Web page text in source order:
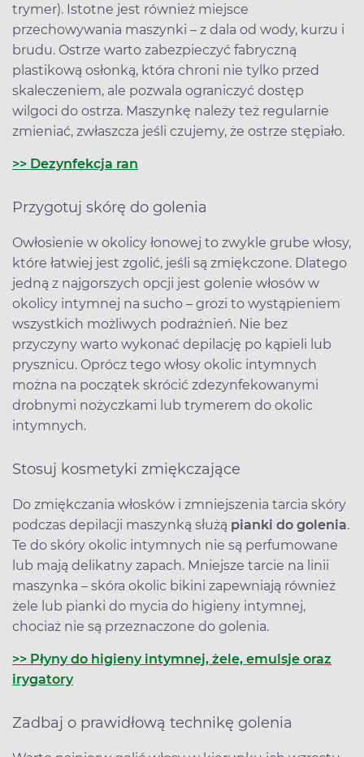
trymer). Istotne jest również miejsce
przechowywania maszynki – z dala od wody, kurzu i
brudu. Ostrze warto zabezpieczyć fabryczną
plastikową osłonką, która chroni nie tylko przed
skaleczeniem, ale pozwala ograniczyć dostęp
wilgoci do ostrza. Maszynkę należy też regularnie
zmieniać, zwłaszcza jeśli czujemy, że ostrze stępiało.
>> Dezynfekcja ran
Przygotuj skórę do golenia
Owłosienie w okolicy łonowej to zwykle grube włosy,
które łatwiej jest zgolić, jeśli są zmiękczone. Dlatego
jedną z najgorszych opcji jest golenie włosów w
okolicy intymnej na sucho – grozi to wystąpieniem
wszystkich możliwych podrażnień. Nie bez
przyczyny warto wykonać depilację po kąpieli lub
prysznicu. Oprócz tego włosy okolic intymnych
można na początek skrócić zdezynfekowanymi
drobnymi nożyczkami lub trymerem do okolic
intymnych.
Stosuj kosmetyki zmiękczające
Do zmiękczania włosków i zmniejszenia tarcia skóry
podczas depilacji maszynką służą pianki do golenia.
Te do skóry okolic intymnych nie są perfumowane
lub mają delikatny zapach. Mniejsze tarcie na linii
maszynka – skóra okolic bikini zapewniają również
żele lub pianki do mycia do higieny intymnej,
chociaż nie są przeznaczone do golenia.
>> Płyny do higieny intymnej, żele, emulsje oraz
irygatory
Zadbaj o prawidłową technikę golenia